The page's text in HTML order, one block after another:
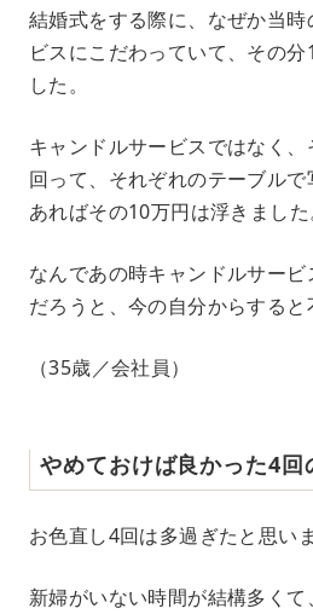
結婚式をする際に、なぜか当
ビスにこだわっていて、その
した。
キャンドルサービスではなく
回って、それぞれのテーブル
あればその10万円は浮きました
なんであの時キャンドルサー
だろうと、今の自分からすると
（35歳／会社員）
やめておけば良かった4回
お色直し4回は多過ぎたと思いま
新婦がいない時間が結構多く